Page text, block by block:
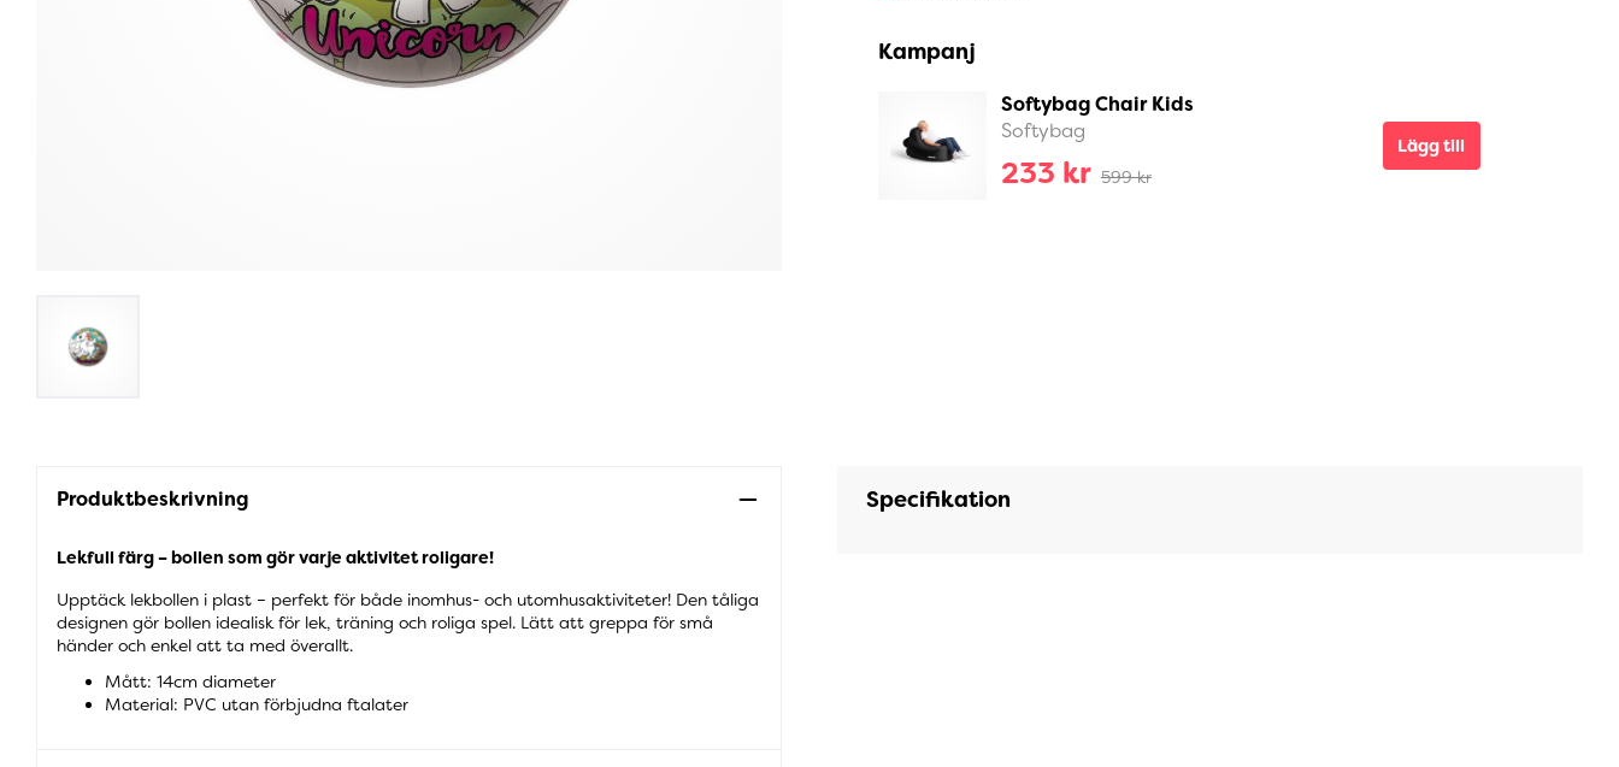
Kampanj
Softybag Chair Kids
Softybag
233 kr 599 kr
Lägg till
Produktbeskrivning
Lekfull färg – bollen som gör varje aktivitet roligare!
Upptäck lekbollen i plast – perfekt för både inomhus- och utomhusaktiviteter! Den tåliga
designen gör bollen idealisk för lek, träning och roliga spel. Lätt att greppa för små
händer och enkel att ta med överallt.
Mått: 14cm diameter
Material: PVC utan förbjudna ftalater
Specifikation